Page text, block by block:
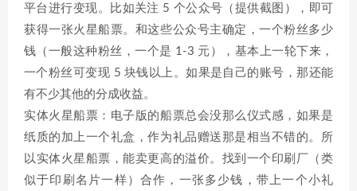
平台进行变现。比如关注 5 个公众号（提供截图），即可
获得一张火星船票。和这些公众号主确定，一个粉丝多少
钱（一般这种粉丝，一个是 1-3 元），基本上一轮下来，
一个粉丝可变现 5 块钱以上。如果是自己的账号，那还能
有不少其他的分成收益。
实体火星船票：电子版的船票总会没那么仪式感，如果是
纸质的加上一个礼盒，作为礼品赠送那是相当不错的。所
以实体火星船票，能卖更高的溢价。找到一个印刷厂（类
似于印刷名片一样）合作，一张多少钱，带上一个小礼